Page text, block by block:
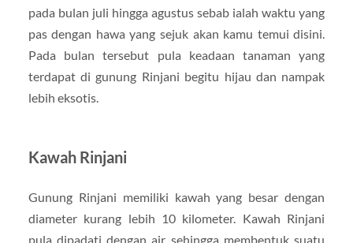
pada bulan juli hingga agustus sebab ialah waktu yang
pas dengan hawa yang sejuk akan kamu temui disini.
Pada bulan tersebut pula keadaan tanaman yang
terdapat di gunung Rinjani begitu hijau dan nampak
lebih eksotis.
Kawah Rinjani
Gunung Rinjani memiliki kawah yang besar dengan
diameter kurang lebih 10 kilometer. Kawah Rinjani
pula dipadati dengan air sehingga membentuk suatu